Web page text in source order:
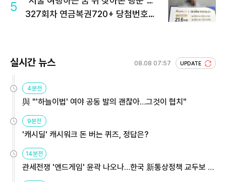
5
327회차 연금복권720+ 당첨번호조
실시간 뉴스 08.08 07:57 UPDATE
4분전
與 "'하늘이법' 여야 공동 발의 괜찮아…그것이 협치"
9분전
'캐시딜' 캐시워크 돈 버는 퀴즈, 정답은?
14분전
관세전쟁 '엔드게임' 윤곽 나오나…한국 新통상정책 교두보 활